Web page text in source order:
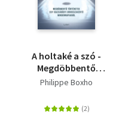
A holtaké a szó -
Megdöbbentő
történetek egy
orvosszakértő
mindennapjaiból
Philippe Boxho